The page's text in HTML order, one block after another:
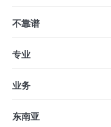
不靠谱
专业
业务
东南亚